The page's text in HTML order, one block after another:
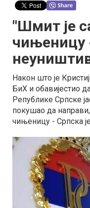
"Шмит је
чињеницу
Након што је
БиХ и обавијестио
Републике Српске
покушао да направи,
чињеницу - Српска